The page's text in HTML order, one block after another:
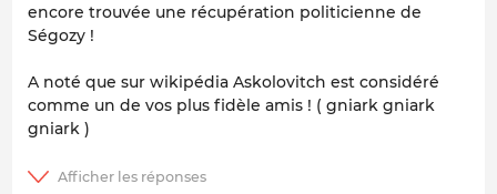
encore trouvée une récupération politicienne de
Ségozy !
A noté que sur wikipédia Askolovitch est considéré
comme un de vos plus fidèle amis ! ( gniark gniark
gniark )